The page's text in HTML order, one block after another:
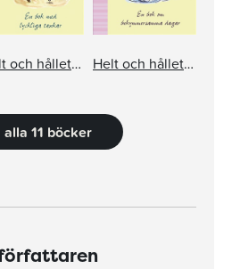
Helt och hållet Nalle Puh, en bok med lyckliga tankar Helt och hållet Nalle Puh, en bok för bekymmersamma dagar
11 böcker